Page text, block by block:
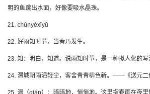
明的鱼跳出水面，好像要吸水晶珠。
21. chūnyèxǐyǔ
22. 好雨知时节，当春乃发生。
23. 知：明白，知道。说雨知时节，是一种拟人化的写
24. 渭城朝雨浥轻尘，客舍青青柳色新。——《送元二
25. 潜（qián）：暗暗地，悄悄地。这里指春雨在夜里